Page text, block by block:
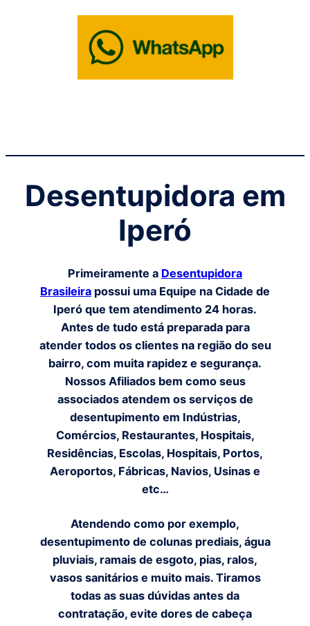
Desentupidora em
Iperó
Primeiramente a Desentupidora
Brasileira possui uma Equipe na Cidade de
Iperó que tem atendimento 24 horas.
Antes de tudo está preparada para
atender todos os clientes na região do seu
bairro, com muita rapidez e segurança.
Nossos Afiliados bem como seus
associados atendem os serviços de
desentupimento em Indústrias,
Comércios, Restaurantes, Hospitais,
Residências, Escolas, Hospitais, Portos,
Aeroportos, Fábricas, Navios, Usinas e
etc…
Atendendo como por exemplo,
desentupimento de colunas prediais, água
pluviais, ramais de esgoto, pias, ralos,
vasos sanitários e muito mais. Tiramos
todas as suas dúvidas antes da
contratação, evite dores de cabeça